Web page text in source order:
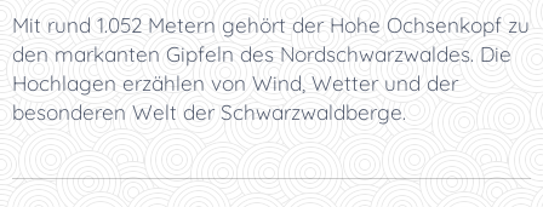
Mit rund 1.052 Metern gehört der Hohe Ochsenkopf zu
den markanten Gipfeln des Nordschwarzwaldes. Die
Hochlagen erzählen von Wind, Wetter und der
besonderen Welt der Schwarzwaldberge.